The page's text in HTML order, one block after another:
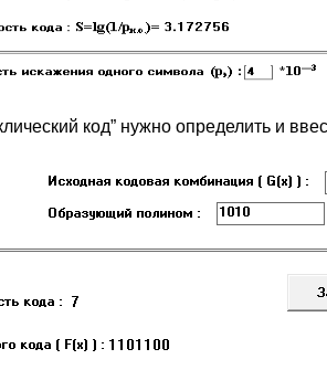
код” нужно определить и